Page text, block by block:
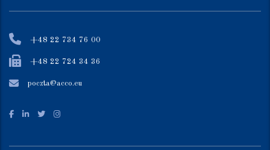
+48 22 734 76 00
+48 22 724 34 36
poczta@acco.eu